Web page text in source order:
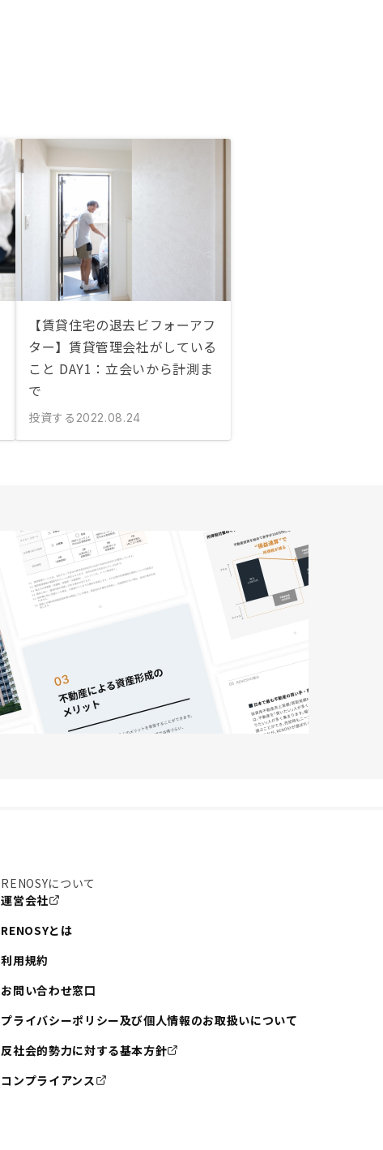
【賃貸住宅の退去ビフォーアフ
ター】賃貸管理会社がしている
こと DAY1：立会いから計測ま
で
投資する 2022.08.24
RENOSYについて
運営会社
RENOSYとは
利用規約
お問い合わせ窓口
プライバシーポリシー及び個人情報のお取扱いについて
反社会的勢力に対する基本方針
コンプライアンス